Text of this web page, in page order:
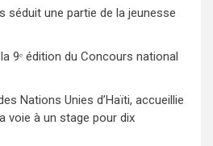
séduit une partie de la jeunesse
9ᵉ édition du Concours national
Nations Unies d’Haïti, accueillie
voie à un stage pour dix